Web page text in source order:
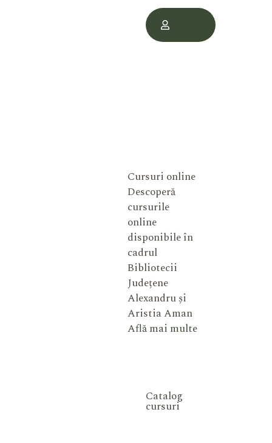
Cursuri online
Descoperă
cursurile
online
disponibile în
cadrul
Bibliotecii
Județene
Alexandru și
Aristia Aman
Află mai multe
Catalog
cursuri